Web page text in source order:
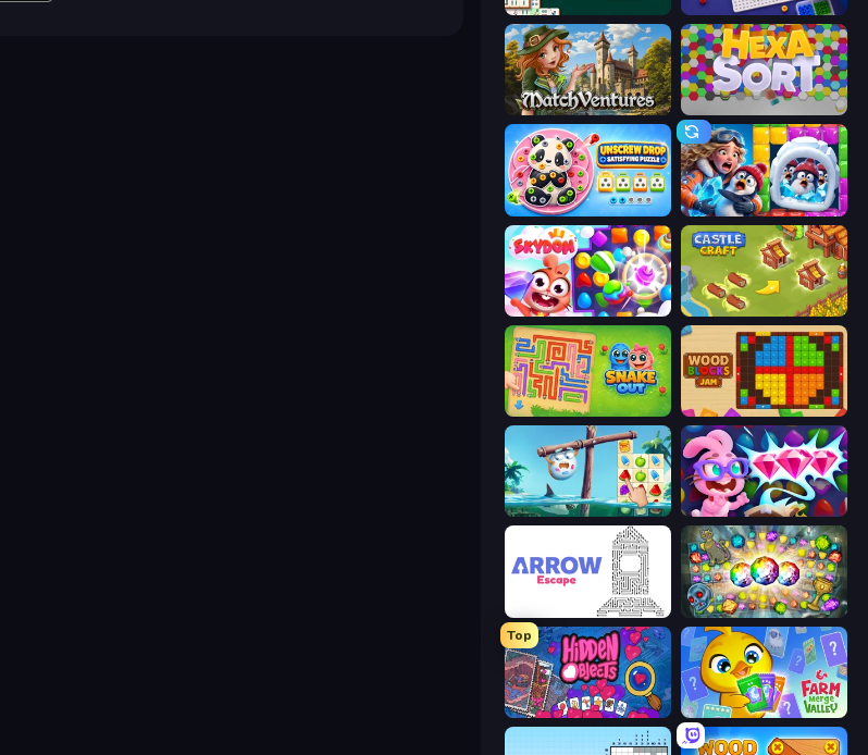
Mahjongg Solitaire Screw Sorting
MatchVentures
Unscrew Drop: Satisfying Puzzle Captain Blast
Skydom Castle Craft
Snake Out: Maze Escape Wood Blocks Jam
Sugar Heroes Skydom: Reforged
Arrow Escape Forgotten Treasure 2
Top
Hidden Objects Farm Merge Valley